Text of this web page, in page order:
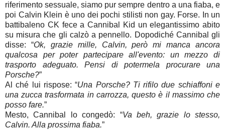
riferimento sessuale, siamo pur sempre dentro a una fiaba, e
poi Calvin Klein è uno dei pochi stilisti non gay. Forse. In un
battibaleno CK fece a Cannibal Kid un elegantissimo abito
su misura che gli calzò a pennello. Dopodiché Cannibal gli
disse: “Ok, grazie mille, Calvin, però mi manca ancora
qualcosa per poter partecipare all'evento: un mezzo di
trasporto adeguato. Pensi di potermela procurare una
Porsche?”
Al ché lui rispose: “Una Porsche? Ti rifilo due schiaffoni e
una zucca trasformata in carrozza, questo è il massimo che
posso fare.”
Mesto, Cannibal lo congedò: “Va beh, grazie lo stesso,
Calvin. Alla prossima fiaba.”